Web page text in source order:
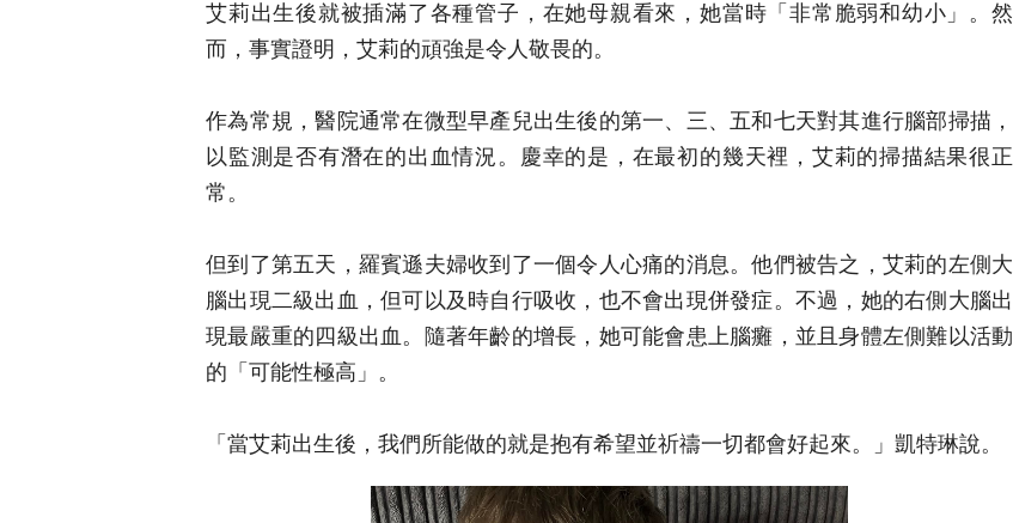
艾莉出生後就被插滿了各種管子，在她母親看來，她當時「非常脆弱和幼小」。然
而，事實證明，艾莉的頑強是令人敬畏的。
作為常規，醫院通常在微型早產兒出生後的第一、三、五和七天對其進行腦部掃描，
以監測是否有潛在的出血情況。慶幸的是，在最初的幾天裡，艾莉的掃描結果很正
常。
但到了第五天，羅賓遜夫婦收到了一個令人心痛的消息。他們被告之，艾莉的左側大
腦出現二級出血，但可以及時自行吸收，也不會出現併發症。不過，她的右側大腦出
現最嚴重的四級出血。隨著年齡的增長，她可能會患上腦癱，並且身體左側難以活動
的「可能性極高」。
「當艾莉出生後，我們所能做的就是抱有希望並祈禱一切都會好起來。」凱特琳說。